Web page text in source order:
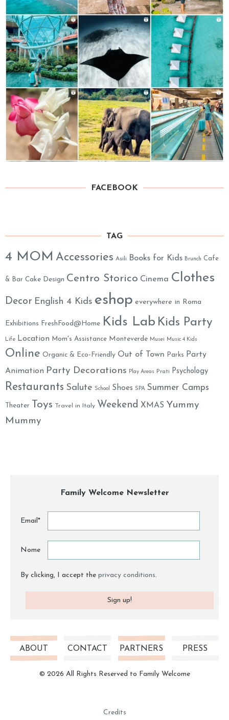
FACEBOOK
TAG
4 MOM Accessories Asili Books for Kids Brunch Cafe
& Bar Cake Design Centro Storico Cinema Clothes
Decor English 4 Kids eshop everywhere in Roma
Exhibitions FreshFood@Home Kids Lab Kids Party
Life Location Mom's Assistance Monteverde Musei Music 4 Kids
Online Organic & Eco-Friendly Out of Town Parks
Party
Animation Party Decorations Play Areas Prati Psychology
Restaurants Salute School Shoes SPA Summer Camps
Theater Toys Travel in Italy Weekend XMAS Yummy
Mummy
Family Welcome Newsletter
Email*
Nome
By clicking, I accept the privacy conditions.
ABOUT CONTACT PARTNERS PRESS
© 2026 All Rights Reserved to Family Welcome
Credits